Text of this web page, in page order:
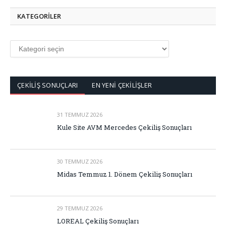
KATEGORİLER
KATEGORİLER
ÇEKİLİŞ SONUÇLARI EN YENİ ÇEKİLİŞLER
31 TEMMUZ 2026
Kule Site AVM Mercedes Çekiliş Sonuçları
30 TEMMUZ 2026
Midas Temmuz 1. Dönem Çekiliş Sonuçları
29 TEMMUZ 2026
LOREAL Çekiliş Sonuçları